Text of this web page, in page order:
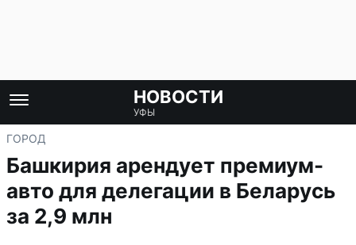
НОВОСТИ
УФЫ
ГОРОД
Башкирия арендует премиум-
авто для делегации в Беларусь
за 2,9 млн